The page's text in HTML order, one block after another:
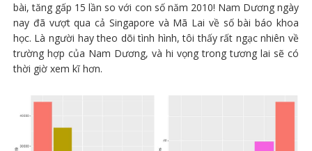
bài, tăng gấp 15 lần so với con số năm 2010! Nam Dương ngày
nay đã vượt qua cả Singapore và Mã Lai về số bài báo khoa
học. Là người hay theo dõi tình hình, tôi thấy rất ngạc nhiên về
trường hợp của Nam Dương, và hi vọng trong tương lai sẽ có
thời giờ xem kĩ hơn.